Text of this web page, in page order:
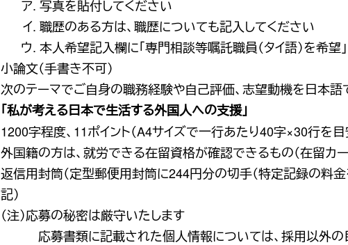
写真を貼付してください
職歴のある方は、職歴についても記入してください
本人希望記入欄に「専門相談等嘱託職員（タイ語）を希望
小論文（手書き不可）
次のテーマでご自身の職務経験や自己評価、志望動機を日本語
「私が考える日本で生活する外国人への支援」
1200字程度、11ポイント（A4サイズで一行あたり40字×30行を目
外国籍の方は、就労できる在留資格が確認できるもの（在留カー
返信用封筒（定型郵便用封筒に244円分の切手（特定記録の料
記）
（注）応募の秘密は厳守いたします
応募書類に記載された個人情報については、採用以外